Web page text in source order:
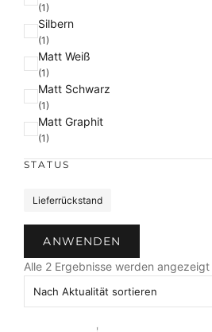
b
e
(1)
Silbern
(1)
Matt Weiß
(1)
Matt Schwarz
(1)
Matt Graphit
(1)
STATUS
u
Lieferrückstand
ANWENDEN
Alle 2 Ergebnisse werden angezeigtN